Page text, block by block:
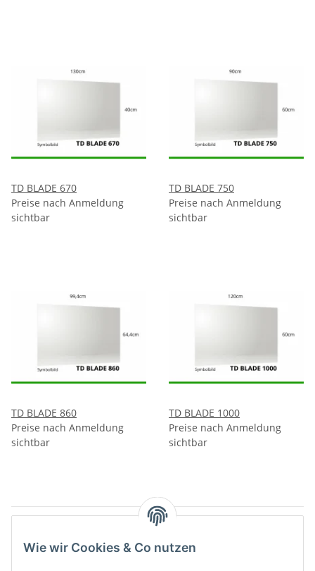
TD BLADE 670
Preise nach Anmeldung
sichtbar
TD BLADE 750
Preise nach Anmeldung
sichtbar
TD BLADE 860
Preise nach Anmeldung
sichtbar
TD BLADE 1000
Preise nach Anmeldung
sichtbar
Artikel 1 - 8 von 8
Wie wir Cookies & Co nutzen